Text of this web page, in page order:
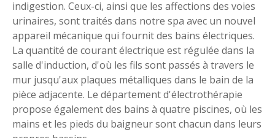
indigestion. Ceux-ci, ainsi que les affections des voies
urinaires, sont traités dans notre spa avec un nouvel
appareil mécanique qui fournit des bains électriques.
La quantité de courant électrique est régulée dans la
salle d'induction, d'où les fils sont passés à travers le
mur jusqu'aux plaques métalliques dans le bain de la
pièce adjacente. Le département d'électrothérapie
propose également des bains à quatre piscines, où les
mains et les pieds du baigneur sont chacun dans leurs